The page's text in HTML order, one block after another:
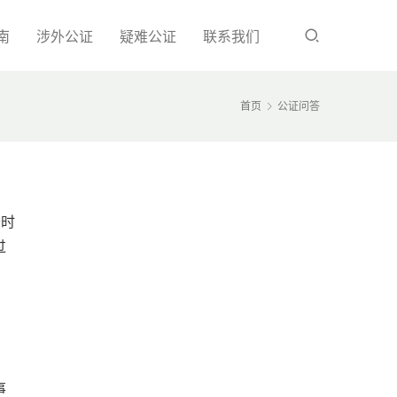
涉外公证 疑难公证 联系我们
首页 公证问答